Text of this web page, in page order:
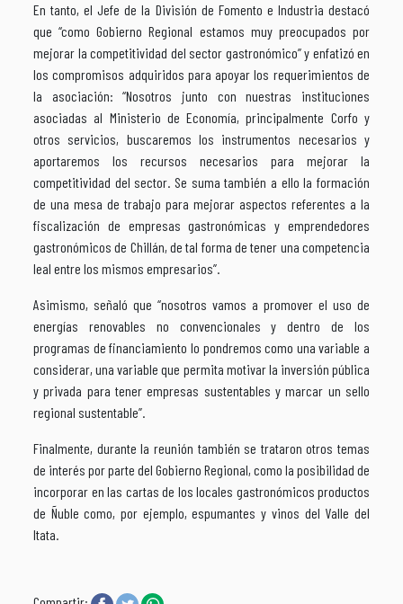
En tanto, el Jefe de la División de Fomento e Industria destacó
que “como Gobierno Regional estamos muy preocupados por
mejorar la competitividad del sector gastronómico” y enfatizó en
los compromisos adquiridos para apoyar los requerimientos de
la asociación: “Nosotros junto con nuestras instituciones
asociadas al Ministerio de Economía, principalmente Corfo y
otros servicios, buscaremos los instrumentos necesarios y
aportaremos los recursos necesarios para mejorar la
competitividad del sector. Se suma también a ello la formación
de una mesa de trabajo para mejorar aspectos referentes a la
fiscalización de empresas gastronómicas y emprendedores
gastronómicos de Chillán, de tal forma de tener una competencia
leal entre los mismos empresarios”.
Asimismo, señaló que “nosotros vamos a promover el uso de
energías renovables no convencionales y dentro de los
programas de financiamiento lo pondremos como una variable a
considerar, una variable que permita motivar la inversión pública
y privada para tener empresas sustentables y marcar un sello
regional sustentable”.
Finalmente, durante la reunión también se trataron otros temas
de interés por parte del Gobierno Regional, como la posibilidad de
incorporar en las cartas de los locales gastronómicos productos
de Ñuble como, por ejemplo, espumantes y vinos del Valle del
Itata.